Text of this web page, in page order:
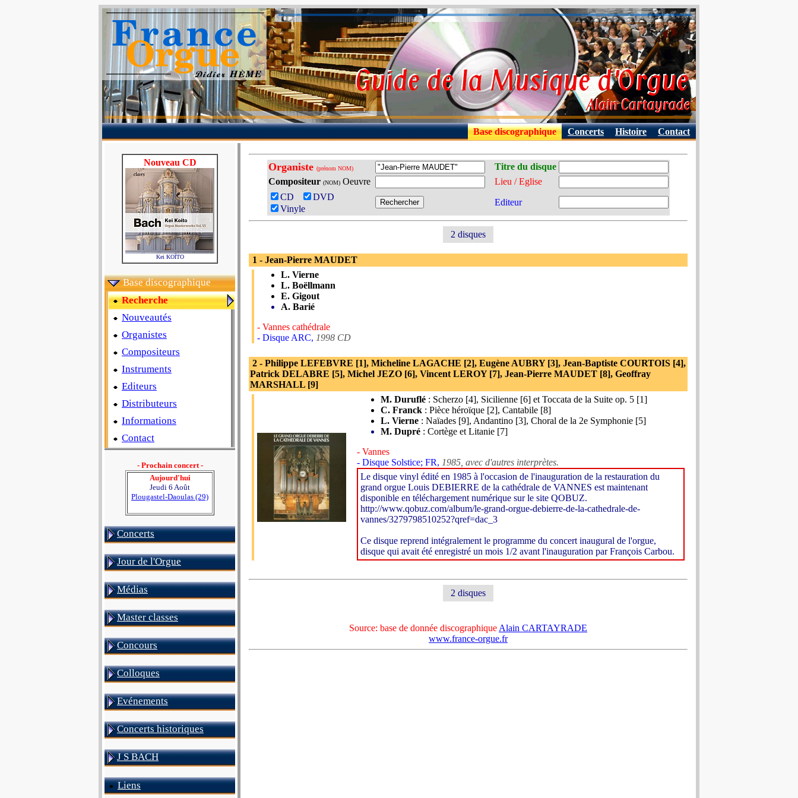
Base discographique Concerts Histoire Contact
Nouveau CD
Kei KOÏTO
Base discographique
Recherche
Nouveautés
Organistes
Compositeurs
Instruments
Editeurs
Distributeurs
Informations
Contact
- Prochain concert -
Aujourd'hui
Jeudi 6 Août
Plougastel-Daoulas (29)
Concerts
Jour de l'Orgue
Médias
Master classes
Concours
Colloques
Evénements
Concerts historiques
J S BACH
Liens
Organiste (prénom NOM)
Titre du disque
Compositeur (NOM)Oeuvre
Lieu / Eglise
CD
DVD
Vinyle
Editeur
2 disques
1 - Jean-Pierre MAUDET
L. Vierne
L. Boëllmann
E. Gigout
A. Barié
- Vannes cathédrale
- Disque ARC, 1998 CD
2 - Philippe LEFEBVRE [1], Micheline LAGACHE [2], Eugène AUBRY [3], Jean-Baptiste COURTOIS [4],
Patrick DELABRE [5], Michel JEZO [6], Vincent LEROY [7], Jean-Pierre MAUDET [8], Geoffray
MARSHALL [9]
M. Duruflé : Scherzo [4], Sicilienne [6] et Toccata de la Suite op. 5 [1]
C. Franck : Pièce héroïque [2], Cantabile [8]
L. Vierne : Naïades [9], Andantino [3], Choral de la 2e Symphonie [5]
M. Dupré : Cortège et Litanie [7]
- Vannes
- Disque Solstice; FR, 1985, avec d'autres interprètes.
Le disque vinyl édité en 1985 à l'occasion de l'inauguration de la restauration du
grand orgue Louis DEBIERRE de la cathédrale de VANNES est maintenant
disponible en téléchargement numérique sur le site QOBUZ.
http://www.qobuz.com/album/le-grand-orgue-debierre-de-la-cathedrale-de-
vannes/3279798510252?qref=dac_3
Ce disque reprend intégralement le programme du concert inaugural de l'orgue,
disque qui avait été enregistré un mois 1/2 avant l'inauguration par François Carbou.
2 disques
Source: base de donnée discographique Alain CARTAYRADE
www.france-orgue.fr